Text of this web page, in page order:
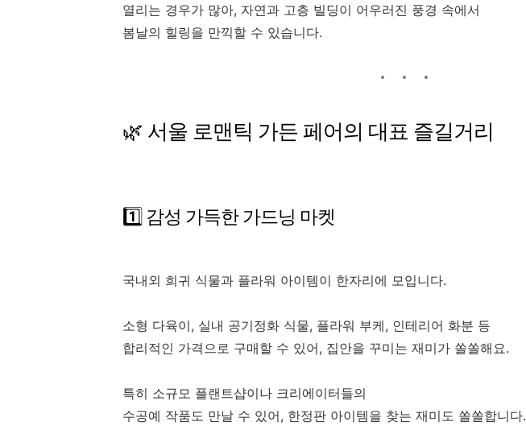
열리는 경우가 많아, 자연과 고층 빌딩이 어우러진 풍경 속에서
봄날의 힐링을 만끽할 수 있습니다.
🌿 서울 로맨틱 가든 페어의 대표 즐길거리
1️⃣ 감성 가득한 가드닝 마켓
국내외 희귀 식물과 플라워 아이템이 한자리에 모입니다.
소형 다육이, 실내 공기정화 식물, 플라워 부케, 인테리어 화분 등
합리적인 가격으로 구매할 수 있어, 집안을 꾸미는 재미가 쏠쏠해요.
특히 소규모 플랜트샵이나 크리에이터들의
수공예 작품도 만날 수 있어, 한정판 아이템을 찾는 재미도 쏠쏠합니다.